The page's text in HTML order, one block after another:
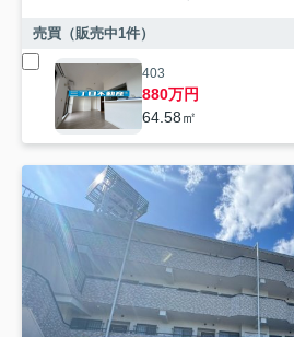
売買（販売中1件）
403
880万円
64.58㎡